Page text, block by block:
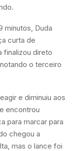
minutos, Duda
curta de
finalizou direto
o terceiro
e diminuiu aos
encontrou
para marcar para
chegou a
mas o lance foi